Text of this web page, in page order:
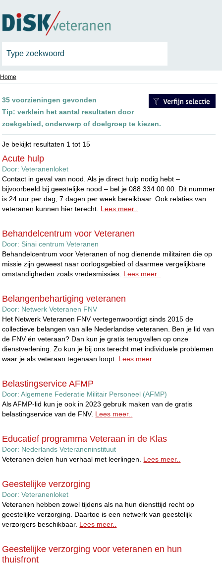
Home
35 voorzieningen gevonden
Tip: verklein het aantal resultaten door
zoekgebied, onderwerp of doelgroep te kiezen.
Je bekijkt resultaten 1 tot 15
Acute hulp
Door:Veteranenloket
Contact in geval van nood. Als je direct hulp nodig hebt –
bijvoorbeeld bij geestelijke nood – bel je 088 334 00 00. Dit nummer
is 24 uur per dag, 7 dagen per week bereikbaar. Ook relaties van
veteranen kunnen hier terecht. Lees meer..
Behandelcentrum voor Veteranen
Door: Sinai centrum Veteranen
Behandelcentrum voor Veteranen of nog dienende militairen die op
missie zijn geweest naar oorlogsgebied of daarmee vergelijkbare
omstandigheden zoals vredesmissies. Lees meer..
Belangenbehartiging veteranen
Door: Netwerk Veteranen FNV
Het Netwerk Veteranen FNV vertegenwoordigt sinds 2015 de
collectieve belangen van alle Nederlandse veteranen. Ben je lid van
de FNV én veteraan? Dan kun je gratis terugvallen op onze
dienstverlening. Zo kun je bij ons terecht met individuele problemen
waar je als veteraan tegenaan loopt. Lees meer..
Belastingservice AFMP
Door:Algemene Federatie Militair Personeel (AFMP)
Als AFMP-lid kun je ook in 2023 gebruik maken van de gratis
belastingservice van de FNV. Lees meer..
Educatief programma Veteraan in de Klas
Door: Nederlands Veteraneninstituut
Veteranen delen hun verhaal met leerlingen. Lees meer..
Geestelijke verzorging
Door:Veteranenloket
Veteranen hebben zowel tijdens als na hun diensttijd recht op
geestelijke verzorging. Daartoe is een netwerk van geestelijk
verzorgers beschikbaar. Lees meer..
Geestelijke verzorging voor veteranen en hun
thuisfront